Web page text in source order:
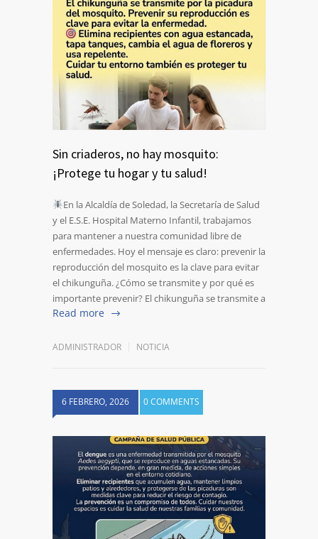
Sin criaderos, no hay mosquito:
¡Protege tu hogar y tu salud!
En la Alcaldía de Soledad, la Secretaría de Salud
y el E.S.E. Hospital Materno Infantil, trabajamos
para mantener a nuestra comunidad libre de
enfermedades. Hoy el mensaje es claro: prevenir la
reproducción del mosquito es la clave para evitar
el chikunguña. ¿Cómo se transmite y por qué es
importante prevenir? El chikunguña se transmite a
Read more
ADMINISTRADOR NOTICIA
6 FEBRERO, 2026 0 COMMENTS